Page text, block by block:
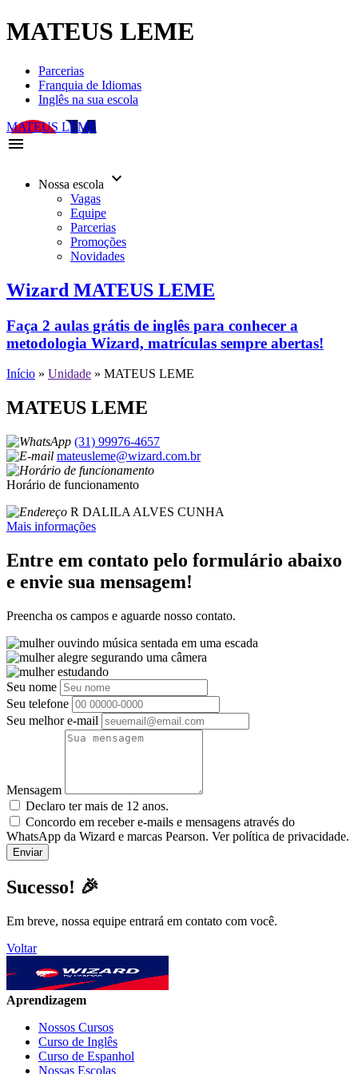
MATEUS LEME
Parcerias
Franquia de Idiomas
Inglês na sua escola
MATEUS LEME
menu
Nossa escola keyboard_arrow_down
Vagas
Equipe
Parcerias
Promoções
Novidades
Wizard MATEUS LEME
Faça 2 aulas grátis de inglês para conhecer a
metodologia Wizard, matrículas sempre abertas!
Início » Unidade » MATEUS LEME
MATEUS LEME
(31) 99976-4657
mateusleme@wizard.com.br
Horário de funcionamento
R DALILA ALVES CUNHA
Mais informações
Entre em contato pelo formulário abaixo
e envie sua mensagem!
Preencha os campos e aguarde nosso contato.
Seu nome
Seu telefone
Seu melhor e-mail
Mensagem
Declaro ter mais de 12 anos.
Concordo em receber e-mails e mensagens através do
WhatsApp da Wizard e marcas Pearson. Ver política de privacidade.
Sucesso! 🎉
Em breve, nossa equipe entrará em contato com você.
Voltar
Aprendizagem
Nossos Cursos
Curso de Inglês
Curso de Espanhol
Nossas Escolas